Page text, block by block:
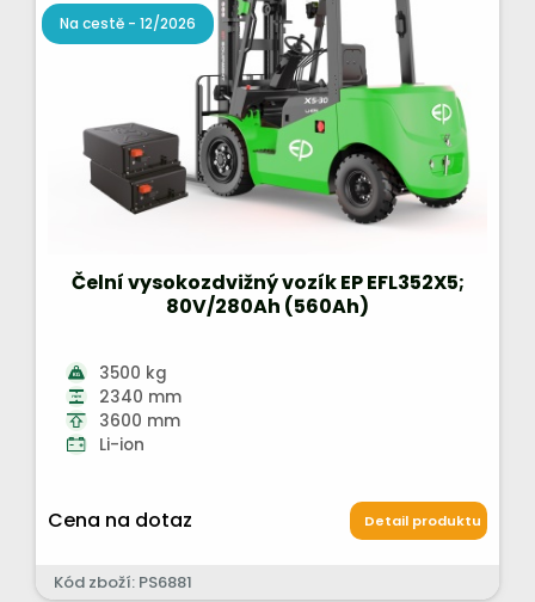
Na cestě - 12/2026
Čelní vysokozdvižný vozík EP EFL352X5;
80V/280Ah (560Ah)
3500 kg
2340 mm
3600 mm
Li-ion
Cena na dotaz Detail produktu
Kód zboží: PS6881